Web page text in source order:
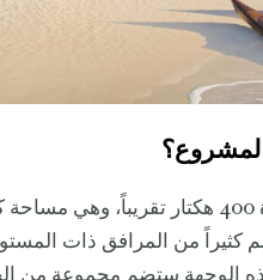
تبلغ مساحة الجزيرة 400 هكتار
من المرافق ذات
الوجهة ستضم مجموعة من